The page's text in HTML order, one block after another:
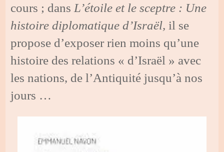
cours ; dans L’étoile et le sceptre : Une
histoire diplomatique d’Israël, il se
propose d’exposer rien moins qu’une
histoire des relations « d’Israël » avec
les nations, de l’Antiquité jusqu’à nos
jours …